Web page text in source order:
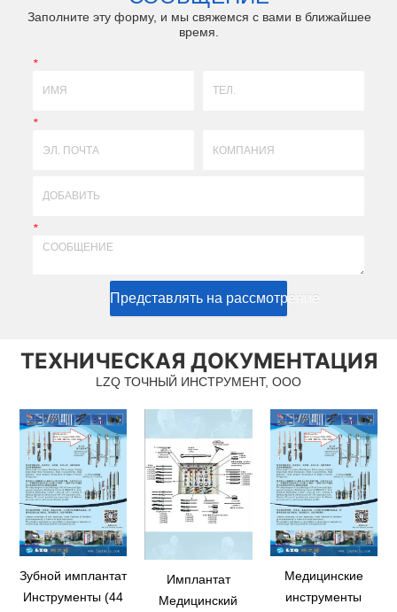
Заполните эту форму, и мы свяжемся с вами в ближайшее
время.
*
*
*
Представлять на рассмотрение
ТЕХНИЧЕСКАЯ ДОКУМЕНТАЦИЯ
LZQ ТОЧНЫЙ ИНСТРУМЕНТ, ООО
Зубной имплантат
Инструменты (44
Имплантат
Медицинский
Медицинские
инструменты